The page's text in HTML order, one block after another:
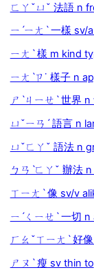
ㄈㄚˇㄩˇ 法語 n
ㄧˊㄧㄤˋ 一樣 sv/
ㄧㄤˋ 樣 m kind
ㄧㄤˋㄗ˙ 樣子 n
ㄕˋㄐㄧㄝˋ 世界
ㄩˇㄧㄢˊ 語言 n
ㄩˇㄈㄚˇ 語法 n
ㄅㄢˋㄈㄚˇ 辦法
ㄒㄧㄤˋ 像 sv/v
ㄧˊㄑㄧㄝˋ 一切
ㄏㄠˇㄒㄧㄤˋ 好
ㄕㄡˋ 瘦 sv thin to